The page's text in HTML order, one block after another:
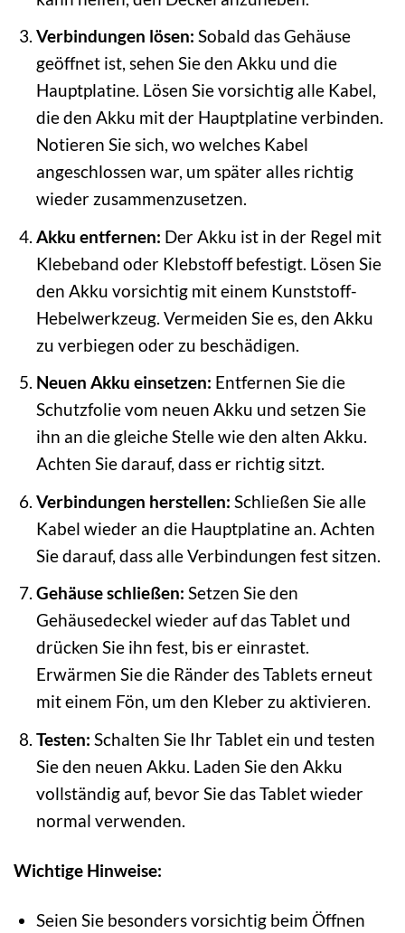
Verbindungen lösen: Sobald das Gehäuse
geöffnet ist, sehen Sie den Akku und die
Hauptplatine. Lösen Sie vorsichtig alle Kabel,
die den Akku mit der Hauptplatine verbinden.
Notieren Sie sich, wo welches Kabel
angeschlossen war, um später alles richtig
wieder zusammenzusetzen.
Akku entfernen: Der Akku ist in der Regel mit
Klebeband oder Klebstoff befestigt. Lösen Sie
den Akku vorsichtig mit einem Kunststoff-
Hebelwerkzeug. Vermeiden Sie es, den Akku
zu verbiegen oder zu beschädigen.
Neuen Akku einsetzen: Entfernen Sie die
Schutzfolie vom neuen Akku und setzen Sie
ihn an die gleiche Stelle wie den alten Akku.
Achten Sie darauf, dass er richtig sitzt.
Verbindungen herstellen: Schließen Sie alle
Kabel wieder an die Hauptplatine an. Achten
Sie darauf, dass alle Verbindungen fest sitzen.
Gehäuse schließen: Setzen Sie den
Gehäusedeckel wieder auf das Tablet und
drücken Sie ihn fest, bis er einrastet.
Erwärmen Sie die Ränder des Tablets erneut
mit einem Fön, um den Kleber zu aktivieren.
Testen: Schalten Sie Ihr Tablet ein und testen
Sie den neuen Akku. Laden Sie den Akku
vollständig auf, bevor Sie das Tablet wieder
normal verwenden.
Wichtige Hinweise:
Seien Sie besonders vorsichtig beim Öffnen